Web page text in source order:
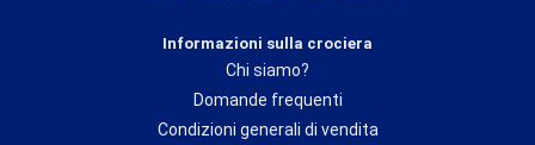
Informazioni sulla crociera
Chi siamo?
Domande frequenti
Condizioni generali di vendita